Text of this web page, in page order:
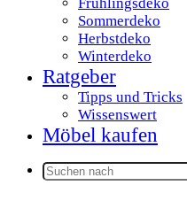
Sommerdeko
Herbstdeko
Winterdeko
Ratgeber
Tipps und Tricks
Wissenswert
Möbel kaufen